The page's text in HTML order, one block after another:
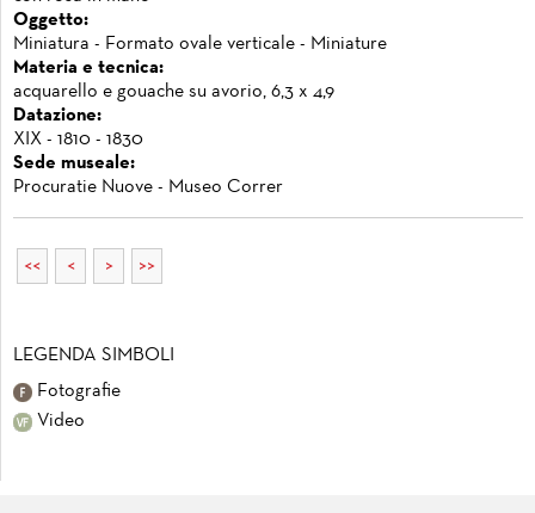
Oggetto:
Miniatura - Formato ovale verticale - Miniature
Materia e tecnica:
acquarello e gouache su avorio, 6,3 x 4,9
Datazione:
XIX - 1810 - 1830
Sede museale:
Procuratie Nuove - Museo Correr
<< < > >>
LEGENDA SIMBOLI
Fotografie
Video